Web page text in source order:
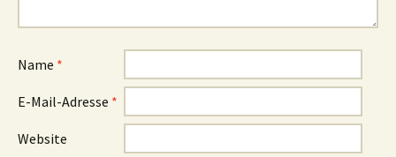
Name *
E-Mail-Adresse *
Website